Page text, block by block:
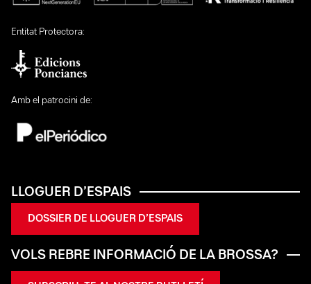
Entitat Protectora:
Amb el patrocini de:
LLOGUER D’ESPAIS
DOSSIER DE LLOGUER D’ESPAIS
VOLS REBRE INFORMACIÓ DE LA BROSSA?